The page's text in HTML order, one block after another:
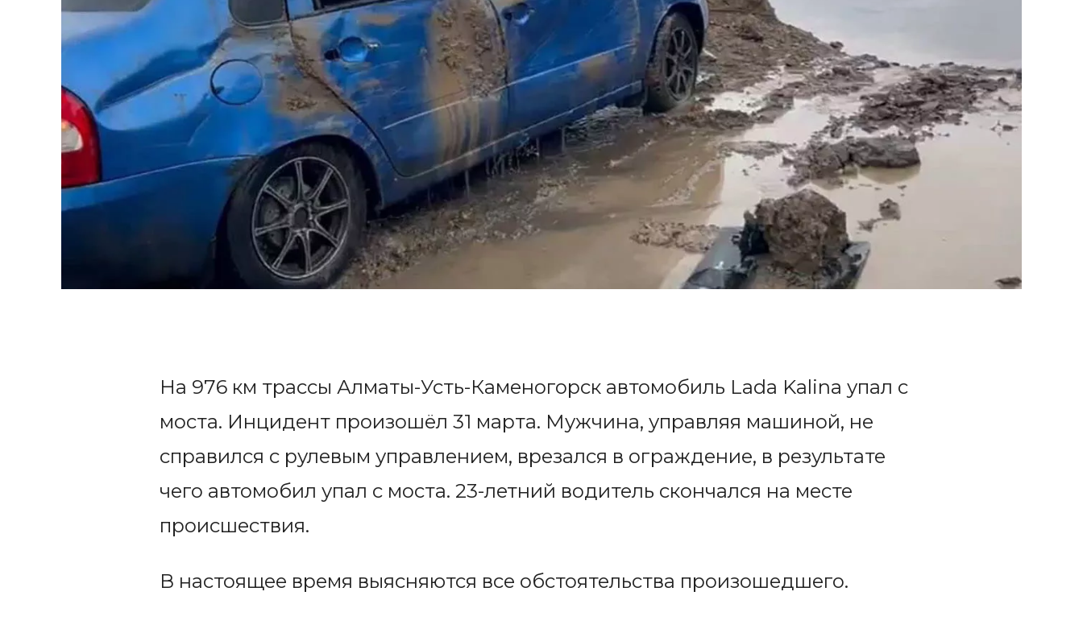
На 976 км трассы Алматы-Усть-Каменогорск автомобиль Lada Kalina упал с
моста. Инцидент произошёл 31 марта. Мужчина, управляя машиной, не
справился с рулевым управлением, врезался в ограждение, в результате
чего автомобил упал с моста. 23-летний водитель скончался на месте
происшествия.
В настоящее время выясняются все обстоятельства произошедшего.